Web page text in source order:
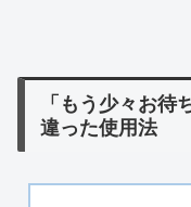
「もう少々お待
違った使用法